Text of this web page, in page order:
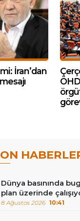
İran’dan
Dünya basınında
plan üzerinde
8 Ağustos 2026 10:41